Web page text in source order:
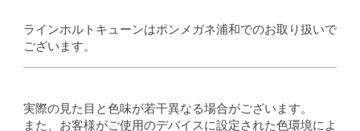
ラインホルトキューンはポンメガネ浦和でのお取り扱いで
ございます。
実際の見た目と色味が若干異なる場合がございます。
また、お客様がご使用のデバイスに設定された色環境によ